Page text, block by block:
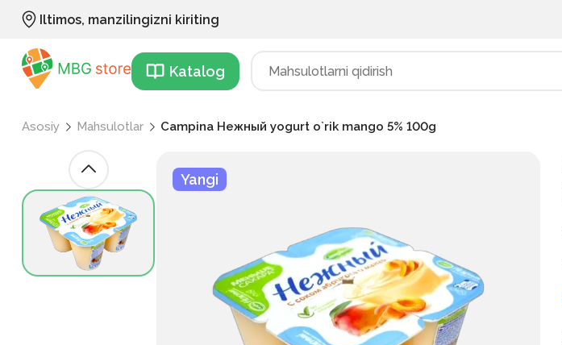
Iltimos, manzilingizni kiriting
Katalog
Asosiy Mahsulotlar Campina Нежный yogurt o`rik mango 5% 100g
Yangi